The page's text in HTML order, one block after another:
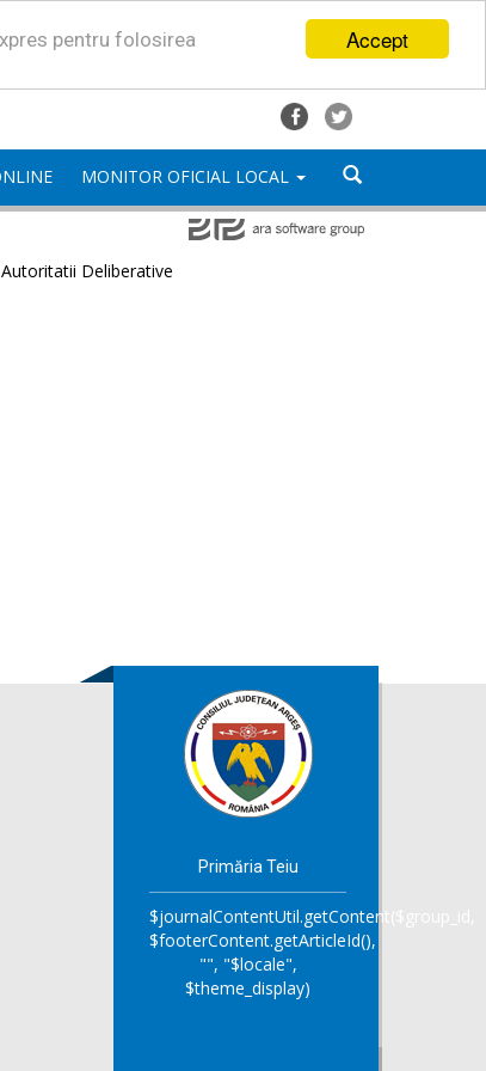
Accept
pentru folosirea
MONITOR OFICIAL LOCAL
Deliberative
Primăria Teiu
$journalContentUtil.getContent($group_id,
$footerContent.getArticleId(),
"", "$locale",
$theme_display)